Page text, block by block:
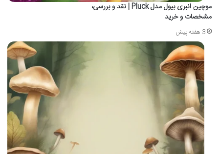
موچین انبری بیول مدل Pluck | نقد و بررسی،
مشخصات و خرید
3 هفته پیش